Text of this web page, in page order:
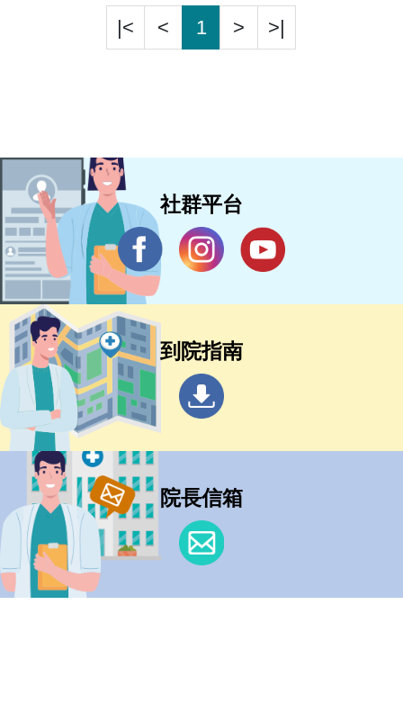
|< < 1 > >|
社群平台
到院指南
院長信箱